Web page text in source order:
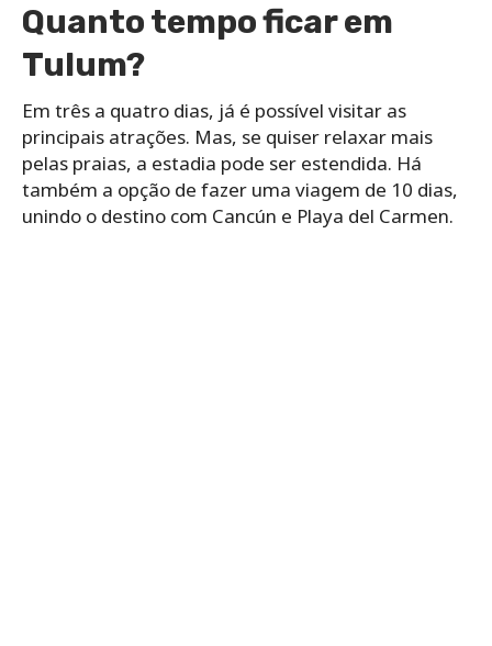
Quanto tempo ficar em
Tulum?
Em três a quatro dias, já é possível visitar as
principais atrações. Mas, se quiser relaxar mais
pelas praias, a estadia pode ser estendida. Há
também a opção de fazer uma viagem de 10 dias,
unindo o destino com Cancún e Playa del Carmen.